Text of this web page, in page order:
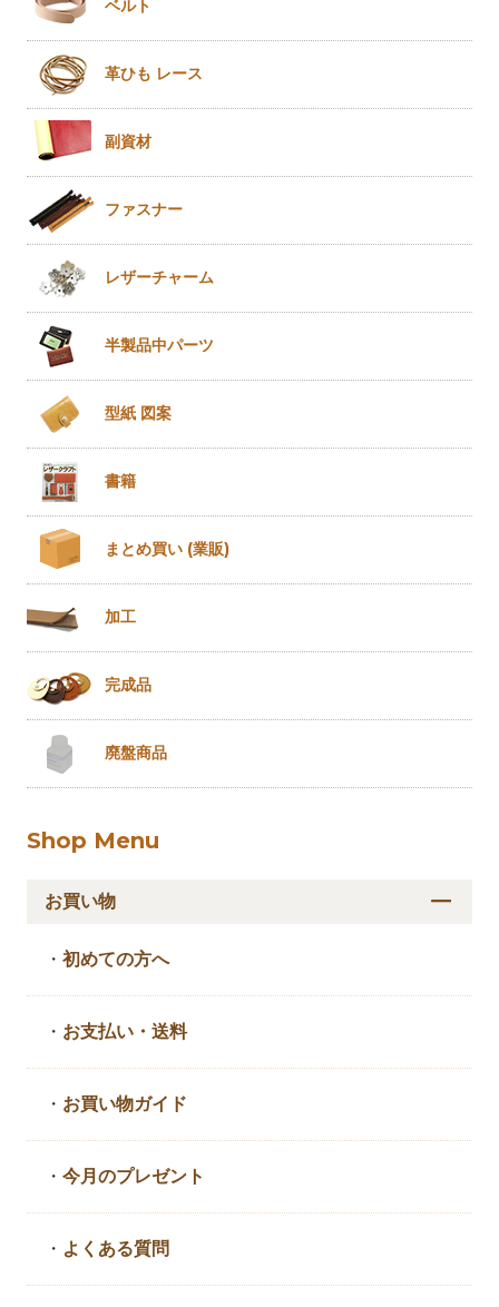
ベルト
革ひも レース
副資材
ファスナー
レザーチャーム
半製品中パーツ
型紙 図案
書籍
まとめ買い (業販)
加工
完成品
廃盤商品
Shop Menu
お買い物
・初めての方へ
・ お支払い・送料
・ お買い物ガイド
・今月のプレゼント
・ よくある質問